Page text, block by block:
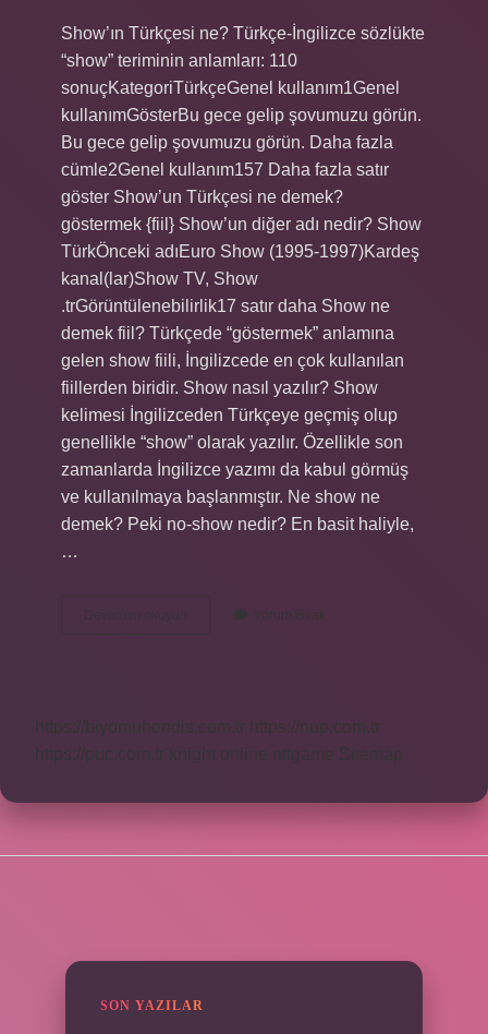
Show’ın Türkçesi ne? Türkçe-İngilizce sözlükte
“show” teriminin anlamları: 110
sonuçKategoriTürkçeGenel kullanım1Genel
kullanımGösterBu gece gelip şovumuzu görün.
Bu gece gelip şovumuzu görün. Daha fazla
cümle2Genel kullanım157 Daha fazla satır
göster Show’un Türkçesi ne demek?
göstermek {fiil} Show’un diğer adı nedir? Show
TürkÖnceki adıEuro Show (1995-1997)Kardeş
kanal(lar)Show TV, Show
.trGörüntülenebilirlik17 satır daha Show ne
demek fiil? Türkçede “göstermek” anlamına
gelen show fiili, İngilizcede en çok kullanılan
fiillerden biridir. Show nasıl yazılır? Show
kelimesi İngilizceden Türkçeye geçmiş olup
genellikle “show” olarak yazılır. Özellikle son
zamanlarda İngilizce yazımı da kabul görmüş
ve kullanılmaya başlanmıştır. Ne show ne
demek? Peki no-show nedir? En basit haliyle,
…
Yorum Bırak
https://biyomuhendis.com.tr
https://nup.com.tr
knight online nttgame Sitemap
SON YAZILAR